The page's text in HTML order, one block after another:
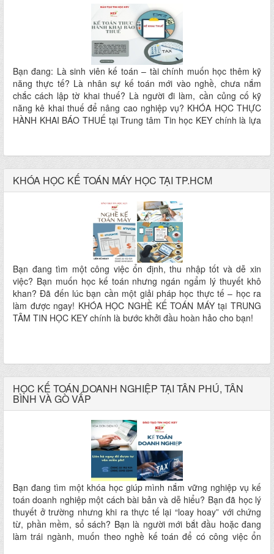
Bạn đang: Là sinh viên kế toán – tài chính muốn học thêm kỹ
năng thực tế? Là nhân sự kế toán mới vào nghề, chưa nắm
chắc cách lập tờ khai thuế? Là người đi làm, cần củng cố kỹ
năng kê khai thuế để nâng cao nghiệp vụ? KHÓA HỌC THỰC
HÀNH KHAI BÁO THUẾ tại Trung tâm Tin học KEY chính là lựa
KHÓA HỌC KẾ TOÁN MÁY HỌC TẠI TP.HCM
Bạn đang tìm một công việc ổn định, thu nhập tốt và dễ xin
việc? Bạn muốn học kế toán nhưng ngán ngẩm lý thuyết khô
khan? Đã đến lúc bạn cần một giải pháp học thực tế – học ra
làm được ngay! KHÓA HỌC NGHỀ KẾ TOÁN MÁY tại TRUNG
TÂM TIN HỌC KEY chính là bước khởi đầu hoàn hảo cho bạn!
HỌC KẾ TOÁN DOANH NGHIỆP TẠI TÂN PHÚ, TÂN
BÌNH VÀ GÒ VẤP
Bạn đang tìm một khóa học giúp mình nắm vững nghiệp vụ kế
toán doanh nghiệp một cách bài bản và dễ hiểu? Bạn đã học lý
thuyết ở trường nhưng khi ra thực tế lại “loay hoay” với chứng
từ, phần mềm, sổ sách? Bạn là người mới bắt đầu hoặc đang
làm trái ngành, muốn theo nghề kế toán để có công việc ổn